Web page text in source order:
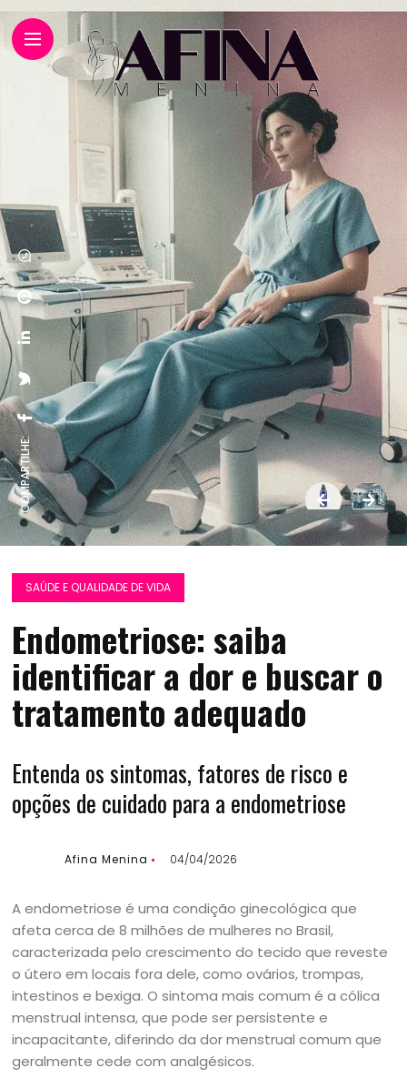
COMPARTILHE:
SAÚDE E QUALIDADE DE VIDA
Endometriose: saiba
identificar a dor e buscar o
tratamento adequado
Entenda os sintomas, fatores de risco e
opções de cuidado para a endometriose
Afina Menina 04/04/2026
A endometriose é uma condição ginecológica que
afeta cerca de 8 milhões de mulheres no Brasil,
caracterizada pelo crescimento do tecido que reveste
o útero em locais fora dele, como ovários, trompas,
intestinos e bexiga. O sintoma mais comum é a cólica
menstrual intensa, que pode ser persistente e
incapacitante, diferindo da dor menstrual comum que
geralmente cede com analgésicos.